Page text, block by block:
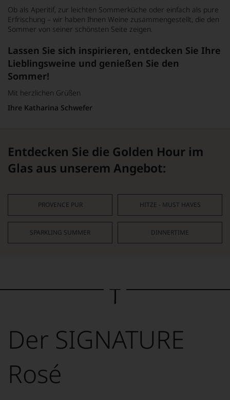
Ob als Aperitif, zur leichten Sommerküche oder einfach als pure
Erfrischung – wir haben Ihnen Weine zusammengestellt, die den
Sommer von seiner schönsten Seite zeigen.
Lassen Sie sich inspirieren, entdecken Sie Ihre
Lieblingsweine und genießen Sie den
Sommer!
Mit herzlichen Grüßen
Ihre Katharina Schwefer
Entdecken Sie die Golden Hour im
Glas aus unserem Angebot:
PROVENCE PUR HITZE - MUST HAVES
SPARKLING SUMMER DINNERTIME
Der SIGNATURE
Rosé